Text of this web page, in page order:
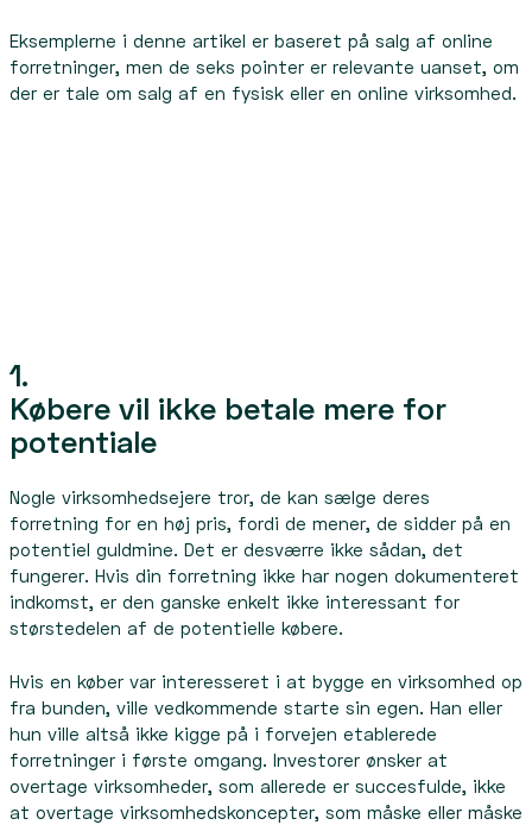
Eksemplerne i denne artikel er baseret på salg af online
forretninger, men de seks pointer er relevante uanset, om
der er tale om salg af en fysisk eller en online virksomhed.
1.
Købere vil ikke betale mere for
potentiale
Nogle virksomhedsejere tror, de kan sælge deres
forretning for en høj pris, fordi de mener, de sidder på en
potentiel guldmine. Det er desværre ikke sådan, det
fungerer. Hvis din forretning ikke har nogen dokumenteret
indkomst, er den ganske enkelt ikke interessant for
størstedelen af de potentielle købere.
Hvis en køber var interesseret i at bygge en virksomhed op
fra bunden, ville vedkommende starte sin egen. Han eller
hun ville altså ikke kigge på i forvejen etablerede
forretninger i første omgang. Investorer ønsker at
overtage virksomheder, som allerede er succesfulde, ikke
at overtage virksomhedskoncepter, som måske eller måske